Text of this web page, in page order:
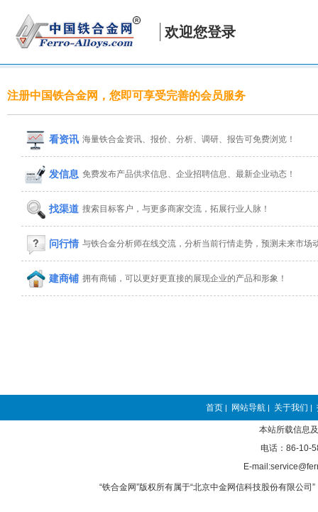
欢迎您登录
注册中国铁合金网，您即可享受完善的会员服务
看资讯 海量铁合金资讯、报价、分析、调研、报告可免费浏览！
发信息 免费发布产品供求信息、企业招聘信息、最新企业动态！
找渠道 搜索目标客户，与更多商家交流，拓展行业人脉！
问行情 与铁合金分析师在线交流，分析当前行情走势，预测未来市场
建商铺 拥有商铺，可以更好更直接的展现企业的产品和形象！
首页 | 网站导航 | 关于我们 |
本站所载信息
电话：86-10-
E-
“铁合金网”版权所有属于“北京中金网信科技股份有限公司